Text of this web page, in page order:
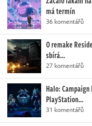
má termín
36 komentářů
O remake
sbírá…
27 komentářů
Halo:
PlayStation…
31 komentářů